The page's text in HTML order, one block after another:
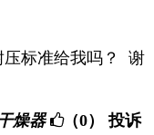
压标准给我吗？ 谢
燥器 （0） 投诉